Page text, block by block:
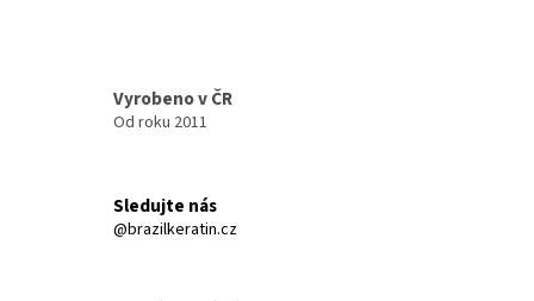
Vyrobeno v ČR
Od roku 2011
Sledujte nás
@brazilkeratin.cz